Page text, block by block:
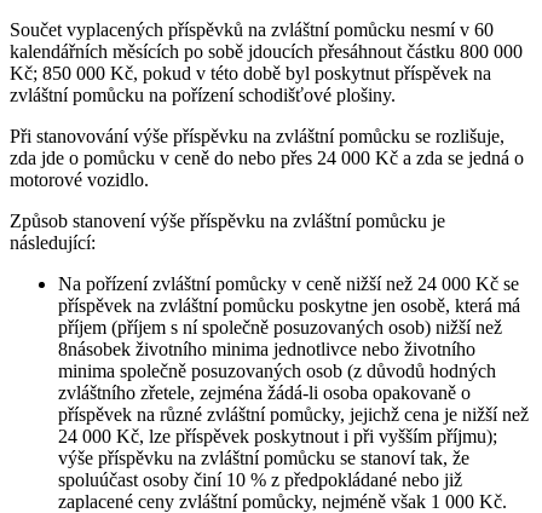
Součet vyplacených příspěvků na zvláštní pomůcku nesmí v 60
kalendářních měsících po sobě jdoucích přesáhnout částku 800 000
Kč; 850 000 Kč, pokud v této době byl poskytnut příspěvek na
zvláštní pomůcku na pořízení schodišťové plošiny.
Při stanovování výše příspěvku na zvláštní pomůcku se rozlišuje,
zda jde o pomůcku v ceně do nebo přes 24 000 Kč a zda se jedná o
motorové vozidlo.
Způsob stanovení výše příspěvku na zvláštní pomůcku je
následující:
Na pořízení zvláštní pomůcky v ceně nižší než 24 000 Kč se
příspěvek na zvláštní pomůcku poskytne jen osobě, která má
příjem (příjem s ní společně posuzovaných osob) nižší než
8násobek životního minima jednotlivce nebo životního
minima společně posuzovaných osob (z důvodů hodných
zvláštního zřetele, zejména žádá-li osoba opakovaně o
příspěvek na různé zvláštní pomůcky, jejichž cena je nižší než
24 000 Kč, lze příspěvek poskytnout i při vyšším příjmu);
výše příspěvku na zvláštní pomůcku se stanoví tak, že
spoluúčast osoby činí 10 % z předpokládané nebo již
zaplacené ceny zvláštní pomůcky, nejméně však 1 000 Kč.